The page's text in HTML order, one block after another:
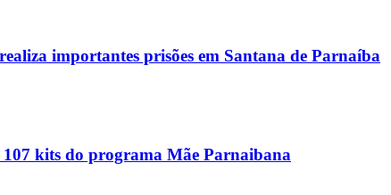
importantes prisões em Santana de Parnaíba
107 kits do programa Mãe Parnaibana